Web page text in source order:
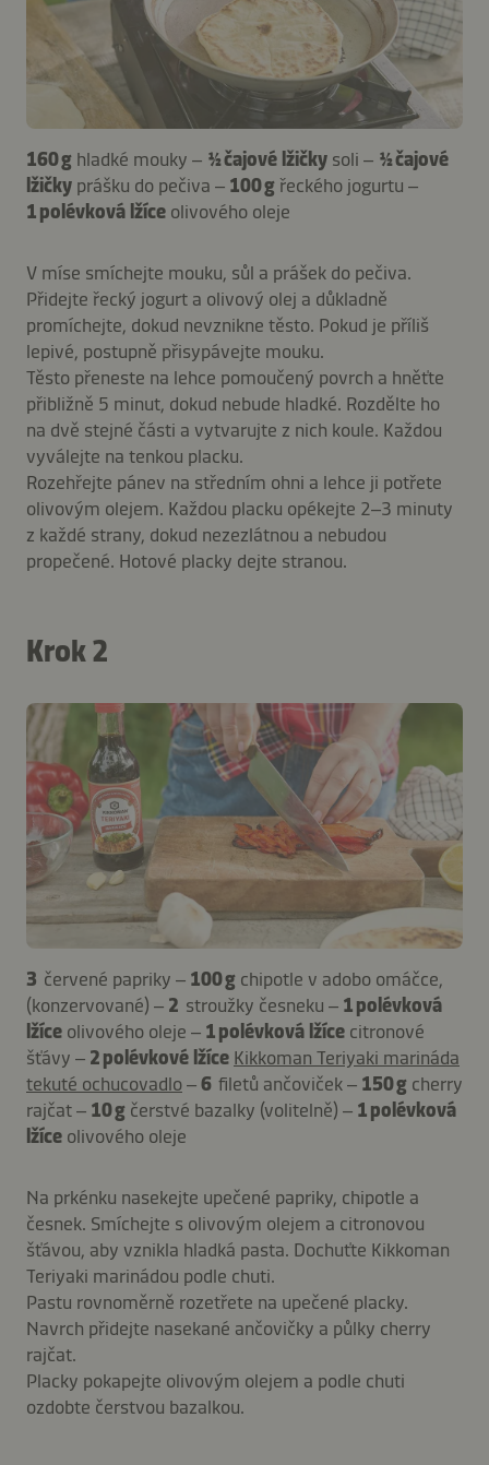
160 g hladké mouky – ½ čajové lžičky soli – ½ čajové
lžičky prášku do pečiva – 100 g řeckého jogurtu –
1 polévková lžíce olivového oleje
V míse smíchejte mouku, sůl a prášek do pečiva.
Přidejte řecký jogurt a olivový olej a důkladně
promíchejte, dokud nevznikne těsto. Pokud je příliš
lepivé, postupně přisypávejte mouku.
Těsto přeneste na lehce pomoučený povrch a hněťte
přibližně 5 minut, dokud nebude hladké. Rozdělte ho
na dvě stejné části a vytvarujte z nich koule. Každou
vyválejte na tenkou placku.
Rozehřejte pánev na středním ohni a lehce ji potřete
olivovým olejem. Každou placku opékejte 2–3 minuty
z každé strany, dokud nezezlátnou a nebudou
propečené. Hotové placky dejte stranou.
Krok 2
3 červené papriky – 100 g chipotle v adobo omáčce,
(konzervované) – 2 stroužky česneku – 1 polévková
lžíce olivového oleje – 1 polévková lžíce citronové
šťávy – 2 polévkové lžíce Kikkoman Teriyaki marináda
tekuté ochucovadlo–6 filetů ančoviček – 150 g cherry
rajčat – 10 g čerstvé bazalky (volitelně) – 1 polévková
lžíce olivového oleje
Na prkénku nasekejte upečené papriky, chipotle a
česnek. Smíchejte s olivovým olejem a citronovou
šťávou, aby vznikla hladká pasta. Dochuťte Kikkoman
Teriyaki marinádou podle chuti.
Pastu rovnoměrně rozetřete na upečené placky.
Navrch přidejte nasekané ančovičky a půlky cherry
rajčat.
Placky pokapejte olivovým olejem a podle chuti
ozdobte čerstvou bazalkou.